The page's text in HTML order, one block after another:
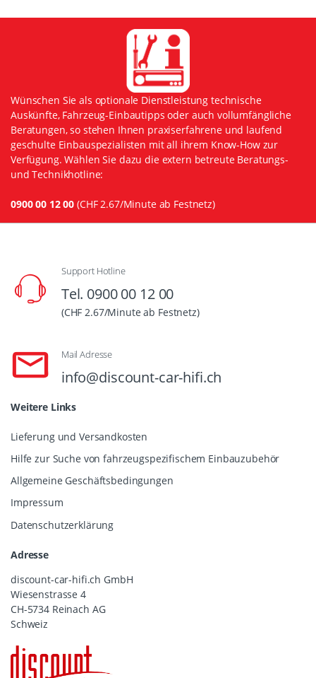
Wünschen Sie als optionale Dienstleistung technische
Auskünfte, Fahrzeug-Einbautipps oder auch vollumfängliche
Beratungen, so stehen Ihnen praxiserfahrene und laufend
geschulte Einbauspezialisten mit all ihrem Know-How zur
Verfügung. Wählen Sie dazu die extern betreute Beratungs-
und Technikhotline:
0900 00 12 00 (CHF 2.67/Minute ab Festnetz)
Support Hotline
Tel. 0900 00 12 00
(CHF 2.67/Minute ab Festnetz)
Mail Adresse
info@discount-car-hifi.ch
Weitere Links
Lieferung und Versandkosten
Hilfe zur Suche von fahrzeugspezifischem Einbauzubehör
Allgemeine Geschäftsbedingungen
Impressum
Datenschutzerklärung
Adresse
discount-car-hifi.ch GmbH
Wiesenstrasse 4
CH-5734 Reinach AG
Schweiz